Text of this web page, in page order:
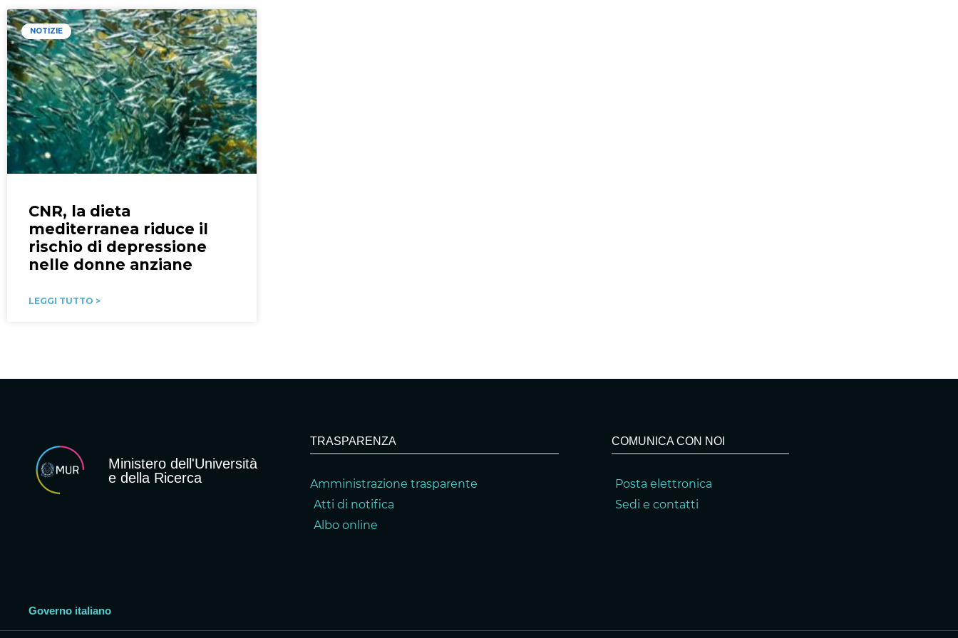
NOTIZIE
CNR, la dieta
mediterranea riduce il
rischio di depressione
nelle donne anziane
LEGGI TUTTO >
Ministero dell'Università
e della Ricerca
TRASPARENZA
Amministrazione trasparente
Atti di notifica
Albo online
COMUNICA CON NOI
Posta elettronica
Sedi e contatti
Governo italiano